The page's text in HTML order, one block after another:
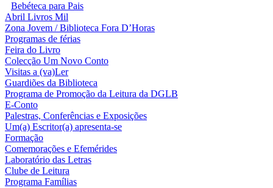
Bebéteca para Pais
Abril Livros Mil
Zona Jovem / Biblioteca Fora D’Horas
Programas de férias
Feira do Livro
Colecção Um Novo Conto
Visitas a (va)Ler
Guardiões da Biblioteca
Programa de Promoção da Leitura da DGLB
E-Conto
Palestras, Conferências e Exposições
Um(a) Escritor(a) apresenta-se
Formação
Comemorações e Efemérides
Laboratório das Letras
Clube de Leitura
Programa Famílias